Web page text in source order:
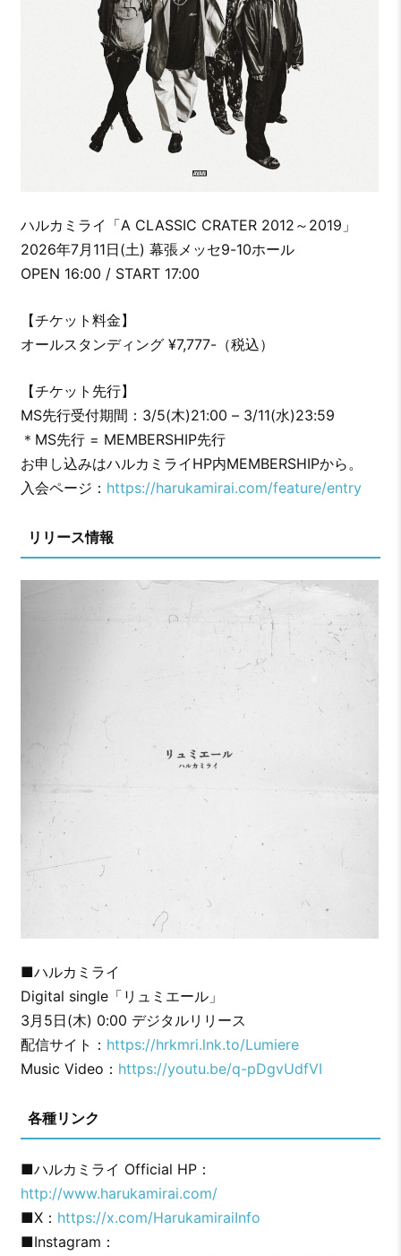
ハルカミライ「A CLASSIC CRATER 2012～2019」
2026年7月11日(土) 幕張メッセ9-10ホール
OPEN 16:00 / START 17:00
【チケット料金】
オールスタンディング ¥7,777-（税込）
【チケット先行】
MS先行受付期間：3/5(木)21:00 – 3/11(水)23:59
＊MS先行 = MEMBERSHIP先行
お申し込みはハルカミライHP内MEMBERSHIPから。
入会ページ： https://harukamirai.com/feature/entry
リリース情報
■ハルカミライ
Digital single「リュミエール」
3月5日(木) 0:00 デジタルリリース
配信サイト： https://hrkmri.lnk.to/Lumiere
Music Video： https://youtu.be/q-pDgvUdfVI
各種リンク
■ハルカミライ Official HP：
http://www.harukamirai.com/
■X： https://x.com/HarukamiraiInfo
■Instagram：